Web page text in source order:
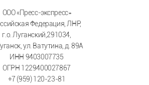
ООО «Пресс-экспресс»
Федерация, ЛНР,
г.о. Луганский,291034,
ул. Ватутина, д. 89А
ИНН 9403007735
ОГРН 1229400027867
+7 (959) 120-23-81